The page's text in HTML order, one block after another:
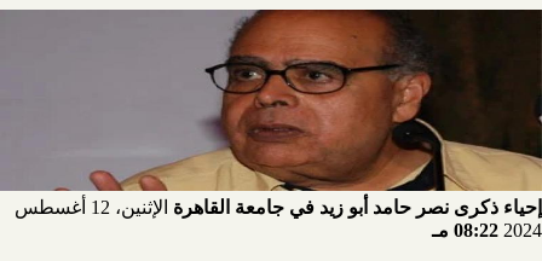
إحياء ذكرى نصر حامد أبو زيد في جامعة القاهرة
الإثنين، 12 أغسطس
2024 08:22 مـ